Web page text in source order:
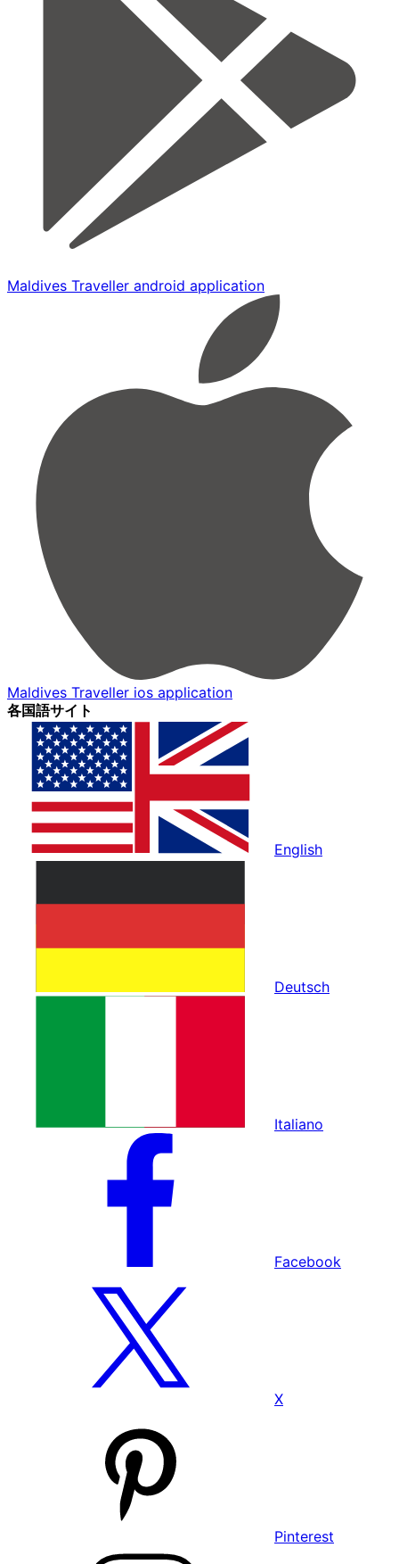
Maldives Traveller android application
Maldives Traveller ios application
各国語サイト
English
Deutsch
Italiano
Facebook
X
Pinterest